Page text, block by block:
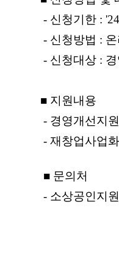
- 신청기한 :
- 신청방법 :
- 신청대상 :
■ 지원내용
- 경영개선지
- 재창업사업
■ 문의처
- 소상공인지